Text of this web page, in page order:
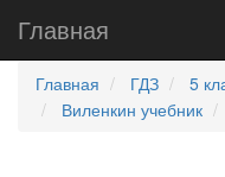
Главная
Главная ГДЗ 5
Виленкин учебник